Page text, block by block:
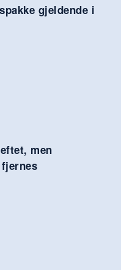
gjeldende i
men